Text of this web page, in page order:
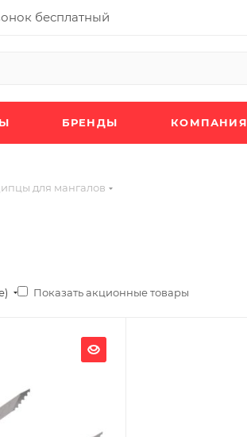
бесплатный
БРЕНДЫ КОМПАНИЯ
для мангалов
Показать акционные товары